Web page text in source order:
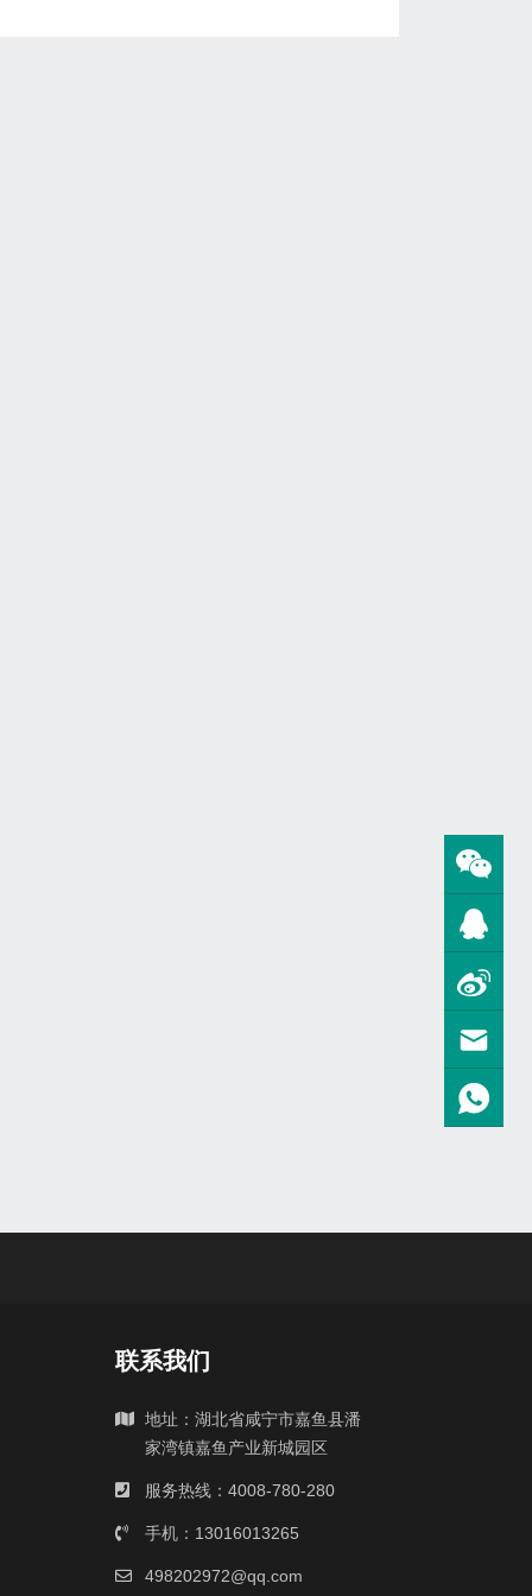
联系我们
地址：湖北省咸宁市嘉鱼县潘
家湾镇嘉鱼产业新城园区
服务热线：4008-780-280
手机：13016013265
498202972@qq.com